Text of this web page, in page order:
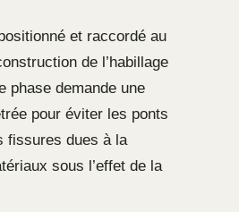
et raccordé au
de l’habillage
phase demande une
pour éviter les ponts
fissures dues à la
sous l’effet de la